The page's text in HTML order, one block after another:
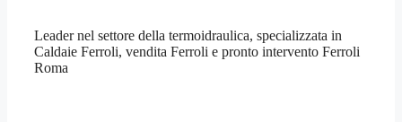
Leader nel settore della termoidraulica, specializzata in
Caldaie Ferroli, vendita Ferroli e pronto intervento Ferroli
Roma